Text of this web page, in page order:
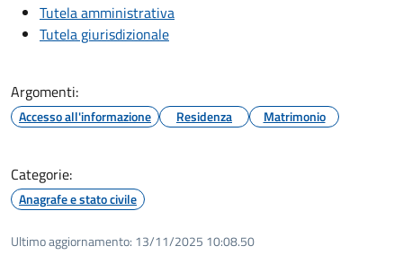
Tutela amministrativa
Tutela giurisdizionale
Argomenti:
Accesso all'informazione Residenza Matrimonio
Categorie:
Anagrafe e stato civile
Ultimo aggiornamento: 13/11/2025 10:08.50